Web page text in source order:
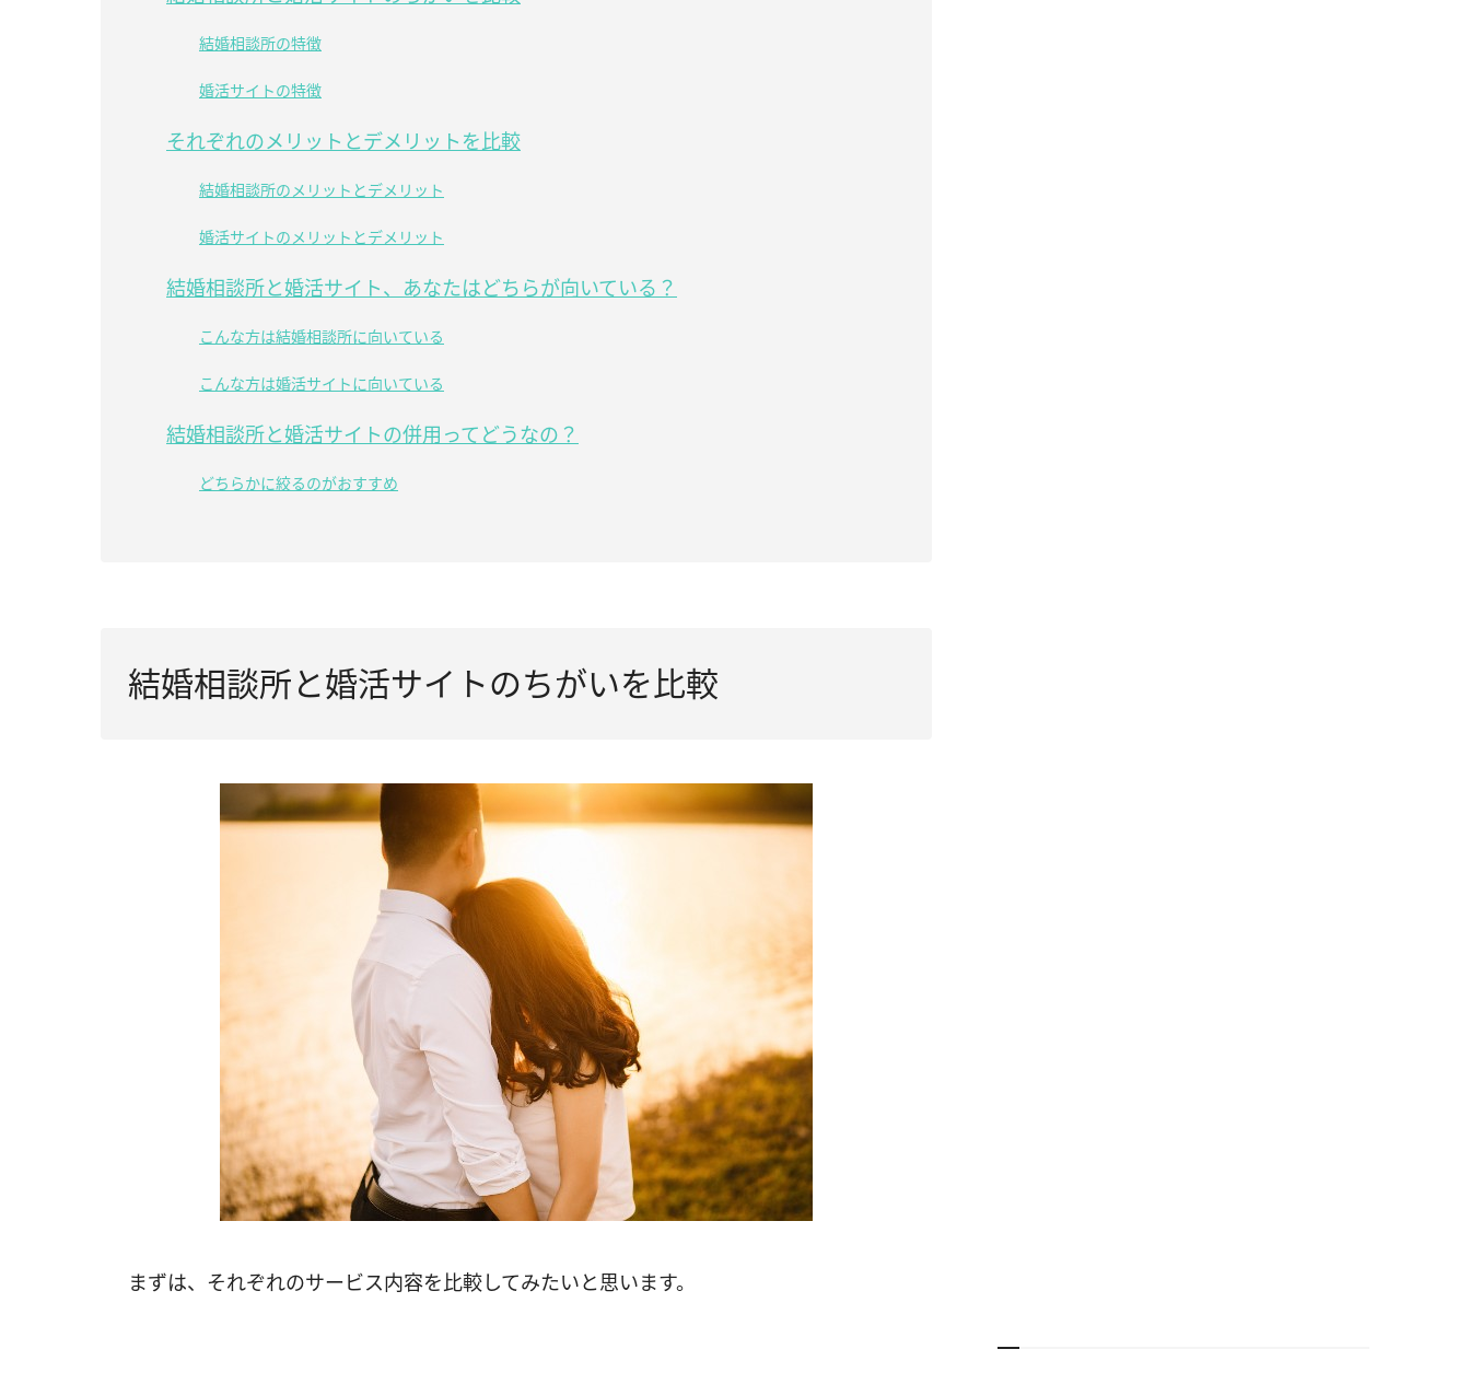
結婚相談所の特徴
婚活サイトの特徴
それぞれのメリットとデメリットを比較
結婚相談所のメリットとデメリット
婚活サイトのメリットとデメリット
結婚相談所と婚活サイト、あなたはどちらが向いている？
こんな方は結婚相談所に向いている
こんな方は婚活サイトに向いている
結婚相談所と婚活サイトの併用ってどうなの？
どちらかに絞るのがおすすめ
結婚相談所と婚活サイトのちがいを比較
まずは、それぞれのサービス内容を比較してみたいと思います。